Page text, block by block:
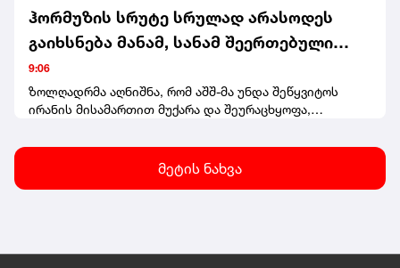
ჰორმუზის სრუტე სრულად არასოდეს
გაიხსნება მანამ, სანამ შეერთებული
შტატები თავის ქცევას არ გამოასწორებს
- ირანის უსაფრთხოების სამსახურის
ხელმძღვანელი
9:06
ზოლღადრმა აღნიშნა, რომ აშშ-მა უნდა შეწყვიტოს
ირანის მისამართით მუქარა და შეურაცხყოფა,
რეგიონული მოკავშირეების წინააღმდეგ, გაიყვანოს
ირანის ბლოკადაში ჩართული საზღვაო და საჰაერო
ძალები, გადაუხადოს ირანს კომპენსაცია ბოლო
მეტის ნახვა